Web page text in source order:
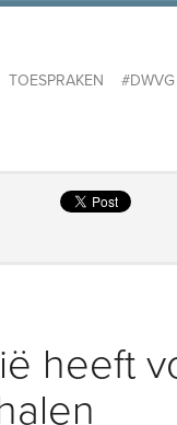
TOESPRAKEN #DWVG
heeft